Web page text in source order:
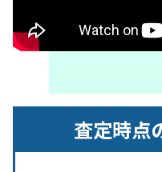
査定時点